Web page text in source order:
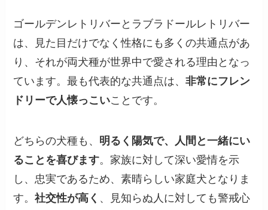
ゴールデンレトリバーとラブラドールレトリバー
は、見た目だけでなく性格にも多くの共通点があ
り、それが両犬種が世界中で愛される理由となっ
ています。最も代表的な共通点は、非常にフレン
ドリーで人懐っこいことです。
どちらの犬種も、 明るく陽気で、人間と一緒にい
ることを喜びます。家族に対して深い愛情を示
し、忠実であるため、素晴らしい家庭犬となりま
す。社交性が高く 、見知らぬ人に対しても警戒心